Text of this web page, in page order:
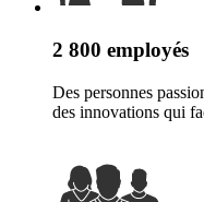
2 800 employés
Des personnes
des innovations qui